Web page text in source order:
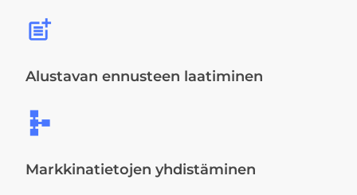
post_add
Alustavan ennusteen laatiminen
schema
Markkinatietojen yhdistäminen